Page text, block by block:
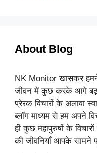
About Blog
NK Monitor खासकर
जीवन में कुछ करके आगे
प्रेरक विचारों के अलावा
ब्लॉग माध्यम से हम अपने
ही कुछ महापुरुषों के
की जीवनियाँ आपके सामने